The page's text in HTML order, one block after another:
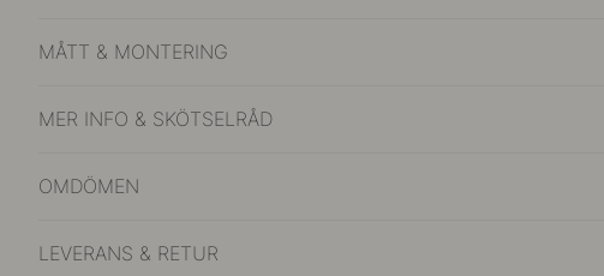
MÅTT & MONTERING
MER INFO & SKÖTSELRÅD
OMDÖMEN
LEVERANS & RETUR